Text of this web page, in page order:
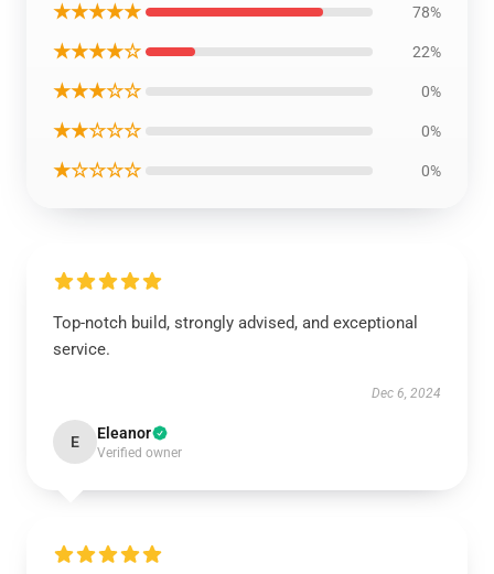
★★★★★ 78%
★★★★☆ 22%
★★★☆☆ 0%
★★☆☆☆ 0%
★☆☆☆☆ 0%
Top-notch build, strongly advised, and exceptional
service.
Dec 6, 2024
E Eleanor
Verified owner